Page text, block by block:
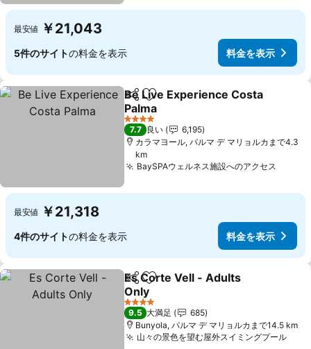
最安値 ￥21,043
5件のサイトの料金を表示 料金を表示
シェアお気に入りに追加
Be Live Experience Costa
Palma
4 ホテルのランク
7.7 良い
6,195
カラマヨール, パルマ デ マリョルカまで4.3
km
BaySPAウェルネス施設へのアクセス
最安値 ￥21,318
4件のサイトの料金を表示 料金を表示
シェアお気に入りに追加
Es Corte Vell - Adults
Only
4 ホテルのランク
9.5 大満足
685
Bunyola, パルマ デ マリョルカまで14.5 km
山々の景色を望む屋外スイミングプール